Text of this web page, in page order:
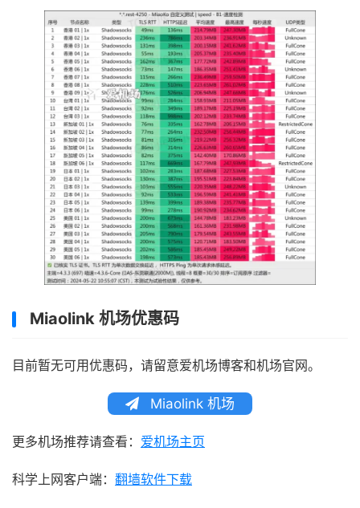
Miaolink 机场优惠码
目前暂无可用优惠码，请留意爱机场博客和机场官网。
Miaolink 机场
更多机场推荐请查看： 爱机场主页
科学上网客户端： 翻墙软件下载